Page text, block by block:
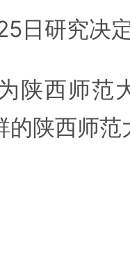
研究决
西师范
的陕西师